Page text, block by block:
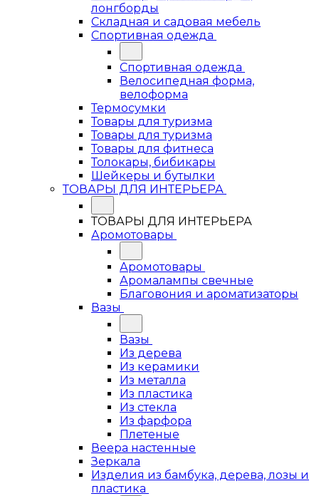
лонгборды
Складная и садовая мебель
Спортивная одежда
Спортивная одежда
Велосипедная форма,
велоформа
Термосумки
Товары для туризма
Товары для туризма
Товары для фитнеса
Толокары, бибикары
Шейкеры и бутылки
ТОВАРЫ ДЛЯ ИНТЕРЬЕРА
ТОВАРЫ ДЛЯ ИНТЕРЬЕРА
Аромотовары
Аромотовары
Аромалампы свечные
Благовония и ароматизаторы
Вазы
Вазы
Из дерева
Из керамики
Из металла
Из пластика
Из стекла
Из фарфора
Плетеные
Веера настенные
Зеркала
Изделия из бамбука, дерева, лозы и
пластика